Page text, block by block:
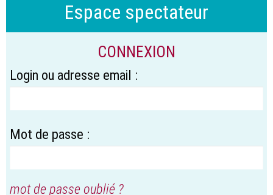
Espace spectateur
CONNEXION
Login ou adresse email :
Mot de passe :
mot de passe oublié ?